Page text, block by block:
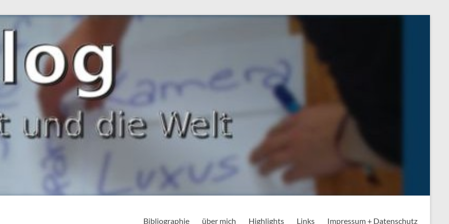
Bibliographie über mich Highlights Links Impressum + Datenschutz